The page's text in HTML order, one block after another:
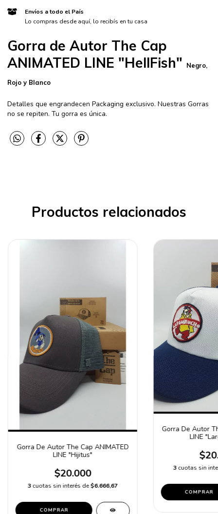
Envíos a todo el País
Lo compras desde aquí, lo recibís en tu casa
Gorra de Autor The Cap
ANIMATED LINE "HellFish"
Negro,
Rojo y Blanco
Detalles que engrandecen Packaging exclusivo. Nuestras Gorras
no se repiten. Tu gorra es única.
Productos relacionados
Gorra De Autor The Cap ANIMATED
LINE "Hijitus"
$20.000
3cuotas sin interés de$6.666,67
COMPRAR
Gorra De Autor
LINE
3 cuotas sin
COMPRAR